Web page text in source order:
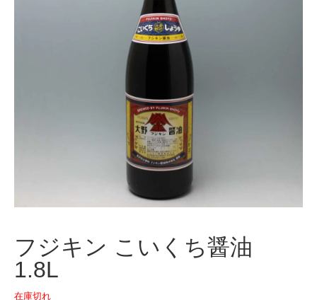
フジキン こいくち醤油
1.8L
在庫切れ